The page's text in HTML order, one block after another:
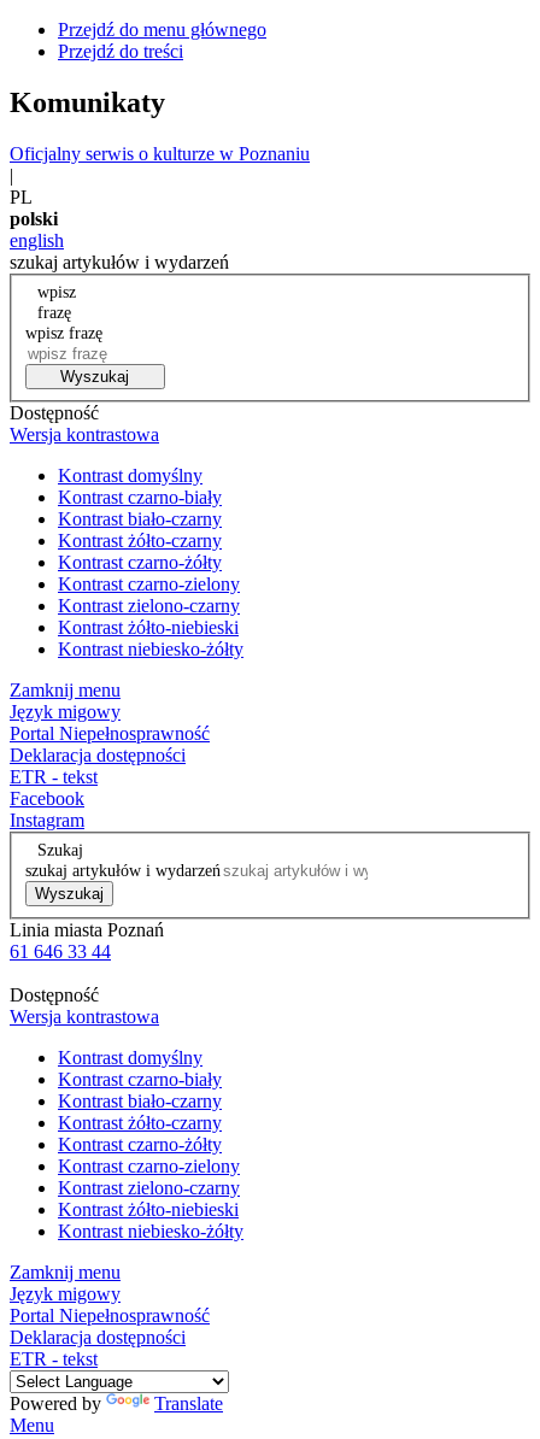
Przejdź do menu głównego
Przejdź do treści
Komunikaty
Oficjalny serwis o kulturze w Poznaniu
|
PL
polski
english
szukaj artykułów i wydarzeń
wpisz
frazę
wpisz frazę
Wyszukaj
Dostępność
Wersja kontrastowa
Kontrast domyślny
Kontrast czarno-biały
Kontrast biało-czarny
Kontrast żółto-czarny
Kontrast czarno-żółty
Kontrast czarno-zielony
Kontrast zielono-czarny
Kontrast żółto-niebieski
Kontrast niebiesko-żółty
Zamknij menu
Język migowy
Portal Niepełnosprawność
Deklaracja dostępności
ETR - tekst
Facebook
Instagram
Szukaj
szukaj artykułów i wydarzeń
Wyszukaj
Linia miasta Poznań
61 646 33 44
Dostępność
Wersja kontrastowa
Kontrast domyślny
Kontrast czarno-biały
Kontrast biało-czarny
Kontrast żółto-czarny
Kontrast czarno-żółty
Kontrast czarno-zielony
Kontrast zielono-czarny
Kontrast żółto-niebieski
Kontrast niebiesko-żółty
Zamknij menu
Język migowy
Portal Niepełnosprawność
Deklaracja dostępności
ETR - tekst
Powered by
Translate
Menu